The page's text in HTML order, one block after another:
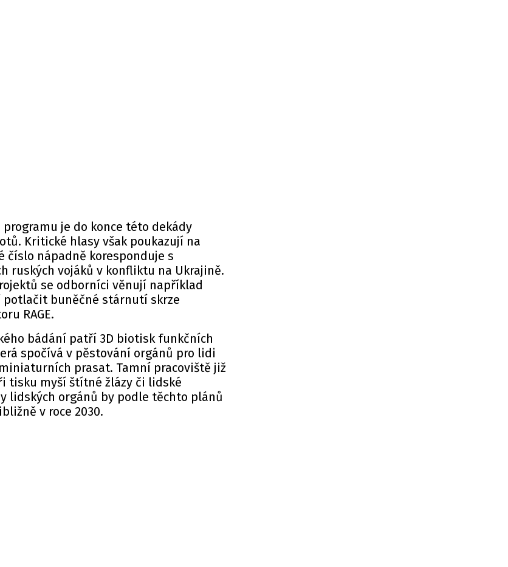
je do konce této dekády
Kritické hlasy však poukazují na
číslo nápadně koresponduje s
ruských vojáků v konfliktu na Ukrajině.
se odborníci věnují například
potlačit buněčné stárnutí skrze
RAGE.
bádání patří 3D biotisk funkčních
spočívá v pěstování orgánů pro lidi
prasat. Tamní pracoviště již
tisku myší štítné žlázy či lidské
lidských orgánů by podle těchto plánů
v roce 2030.